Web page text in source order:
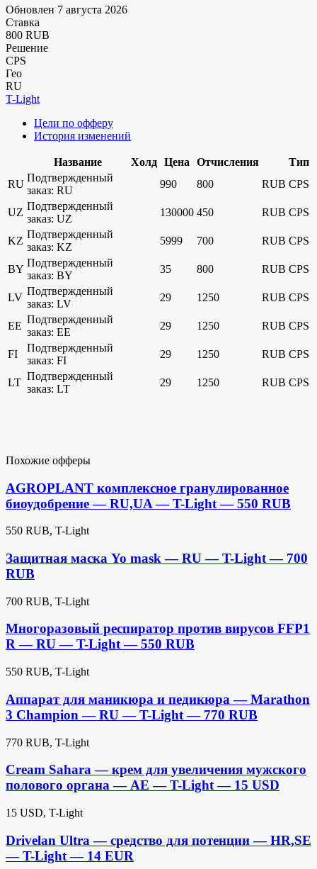
Обновлен 7 августа 2026
Ставка
800 RUB
Решение
CPS
Гео
RU
T-Light
Цели по офферу
История изменений
Название Холд Цена Отчисления
Тип
RU
Подтвержденный
заказ: RU
990 800 RUB CPS
UZ
Подтвержденный
заказ: UZ
130000 450 RUB CPS
KZ
Подтвержденный
заказ: KZ
5999 700 RUB CPS
BY
Подтвержденный
заказ: BY
35 800 RUB CPS
LV
Подтвержденный
заказ: LV
29 1250 RUB CPS
EE
Подтвержденный
заказ: EE
29 1250 RUB CPS
FI
Подтвержденный
заказ: FI
29 1250 RUB CPS
LT
Подтвержденный
заказ: LT
29 1250 RUB CPS
Похожие офферы
AGROPLANT комплексное гранулированное
биоудобрение — RU,UA — T-Light — 550 RUB
550 RUB, T-Light
Защитная маска Yo mask — RU — T-Light — 700
RUB
700 RUB, T-Light
Многоразовый респиратор против вирусов FFP1
R — RU — T-Light — 550 RUB
550 RUB, T-Light
Аппарат для маникюра и педикюра — Marathon
3 Champion — RU — T-Light — 770 RUB
770 RUB, T-Light
Cream Sahara — крем для увеличения мужского
полового органа — AE — T-Light — 15 USD
15 USD, T-Light
Drivelan Ultra — средство для потенции — HR,SE
— T-Light — 14 EUR